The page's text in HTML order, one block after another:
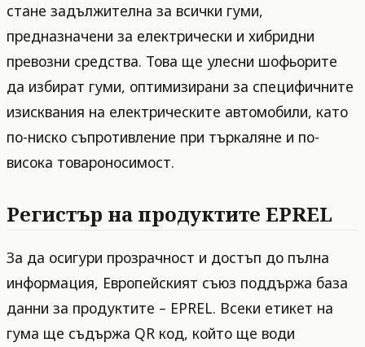
стане задължителна за всички гуми,
предназначени за електрически и хибридни
превозни средства. Това ще улесни шофьорите
да избират гуми, оптимизирани за специфичните
изисквания на електрическите автомобили, като
по-ниско съпротивление при търкаляне и по-
висока товароносимост.
Pегистър на продуктите EPREL
За да осигури прозрачност и достъп до пълна
информация, Европейският съюз поддържа база
данни за продуктите – EPREL. Всеки етикет на
гума ще съдържа QR код, който ще води